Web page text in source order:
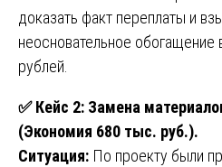
доказать факт переплаты и
неосновательное обогащение
рублей.
✅Кейс 2: Замена
(Экономия 680 тыс. руб.).
Ситуация: По проекту были